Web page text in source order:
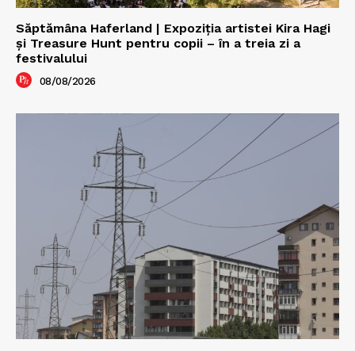
Săptămâna Haferland | Expoziţia artistei Kira Hagi
şi Treasure Hunt pentru copii – în a treia zi a
festivalului
08/08/2026